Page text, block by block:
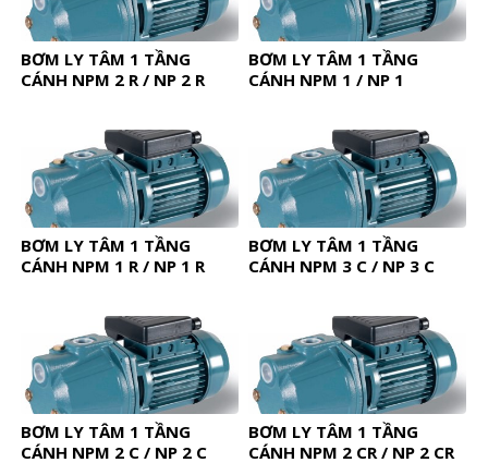
BƠM LY TÂM 1 TẦNG
CÁNH NPM 2 R / NP 2 R
BƠM LY TÂM 1 TẦNG
CÁNH NPM 1 / NP 1
BƠM LY TÂM 1 TẦNG
CÁNH NPM 1 R / NP 1 R
BƠM LY TÂM 1 TẦNG
CÁNH NPM 3 C / NP 3 C
BƠM LY TÂM 1 TẦNG
CÁNH NPM 2 C / NP 2 C
BƠM LY TÂM 1 TẦNG
CÁNH NPM 2 CR / NP 2 CR